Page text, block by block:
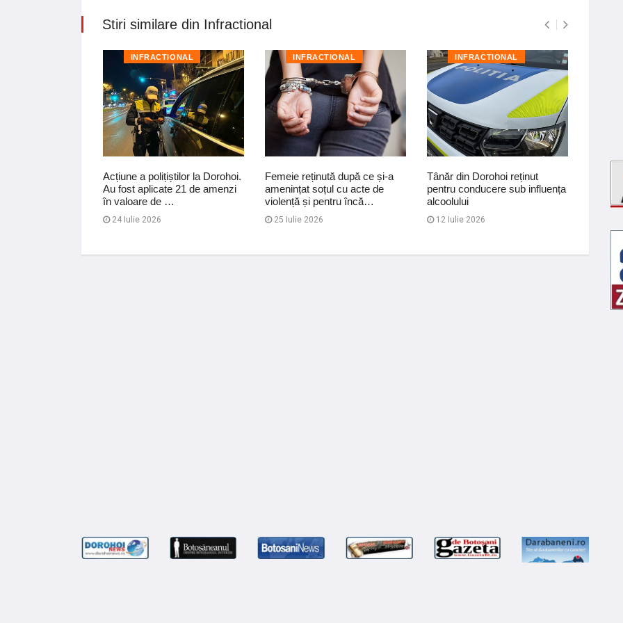
Stiri similare din Infractional
INFRACTIONAL
Acțiune a polițiștilor la Dorohoi.
Au fost aplicate 21 de amenzi
în valoare de …
24 Iulie 2026
INFRACTIONAL
Femeie reținută după ce și-a
amenințat soțul cu acte de
violență și pentru încă…
25 Iulie 2026
INFRACTIONAL
Tânăr din Dorohoi reținut
pentru conducere sub influența
alcoolului
12 Iulie 2026
Dosar